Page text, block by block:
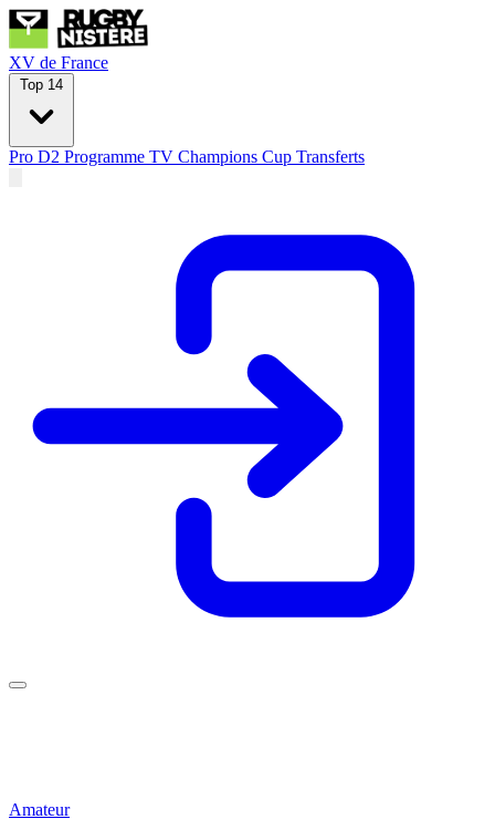
XV de France
Top 14
Pro D2 Programme TV Champions Cup Transferts
Amateur